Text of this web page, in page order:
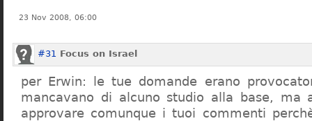
23 Nov 2008, 06:00
#31 Focus on Israel
per Erwin: le tue domande erano
mancavano di alcuno studio alla base, ma
approvare comunque i tuoi commenti